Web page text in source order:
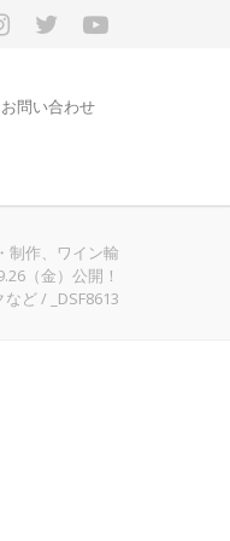
お問い合わせ
制作、ワイン輸
（金）公開！
など/ _DSF8613